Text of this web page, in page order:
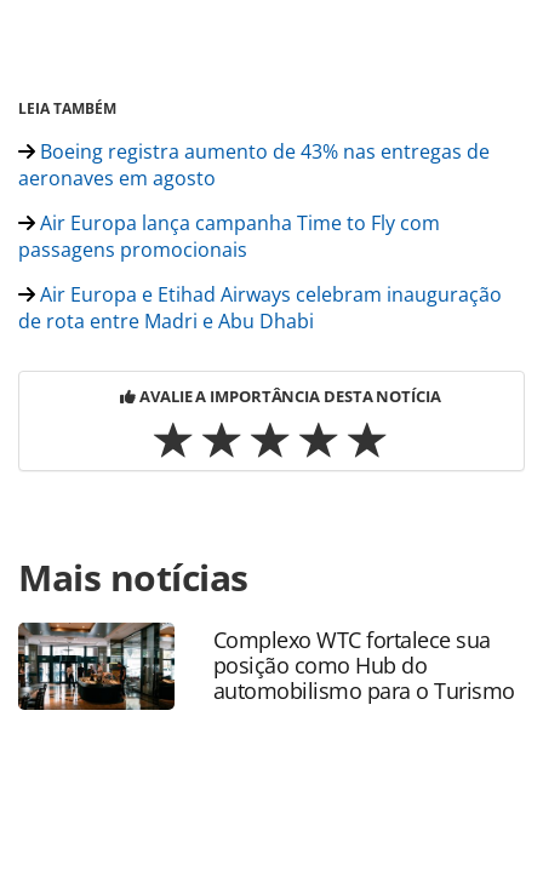
LEIA TAMBÉM
Boeing registra aumento de 43% nas entregas de
aeronaves em agosto
Air Europa lança campanha Time to Fly com
passagens promocionais
Air Europa e Etihad Airways celebram inauguração
de rota entre Madri e Abu Dhabi
AVALIE A IMPORTÂNCIA DESTA NOTÍCIA
https://www.panrotas.com.br/aviacao/novas-
rotas/2025/09/air-europa-anuncia-voos-diarios-para-
genebra-a-partir-de-junho-de-2026_221220.html ou as
ferramentas oferecidas na página. Todo o conteúdo
produzido pela PANROTAS Editora é protegido pela
legislação brasileira sobre direito autoral. Não reproduza o
Mais notícias
Complexo WTC fortalece sua
posição como Hub do
automobilismo para o Turismo